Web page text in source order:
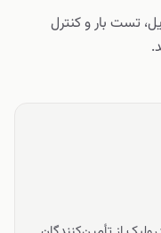
تست بار و کنترل